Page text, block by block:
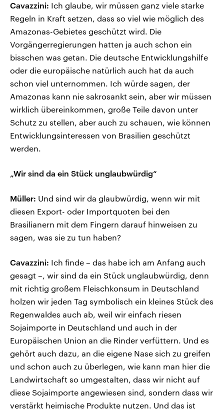
Cavazzini: Ich glaube, wir müssen ganz viele starke
Regeln in Kraft setzen, dass so viel wie möglich des
Amazonas-Gebietes geschützt wird. Die
Vorgängerregierungen hatten ja auch schon ein
bisschen was getan. Die deutsche Entwicklungshilfe
oder die europäische natürlich auch hat da auch
schon viel unternommen. Ich würde sagen, der
Amazonas kann nie sakrosankt sein, aber wir müssen
wirklich übereinkommen, große Teile davon unter
Schutz zu stellen, aber auch zu schauen, wie können
Entwicklungsinteressen von Brasilien geschützt
werden.
„Wir sind da ein Stück unglaubwürdig“
Müller: Und sind wir da glaubwürdig, wenn wir mit
diesen Export- oder Importquoten bei den
Brasilianern mit dem Fingern darauf hinweisen zu
sagen, was sie zu tun haben?
Cavazzini: Ich finde – das habe ich am Anfang auch
gesagt –, wir sind da ein Stück unglaubwürdig, denn
mit richtig großem Fleischkonsum in Deutschland
holzen wir jeden Tag symbolisch ein kleines Stück des
Regenwaldes auch ab, weil wir einfach riesen
Sojaimporte in Deutschland und auch in der
Europäischen Union an die Rinder verfüttern. Und es
gehört auch dazu, an die eigene Nase sich zu greifen
und schon auch zu überlegen, wie kann man hier die
Landwirtschaft so umgestalten, dass wir nicht auf
diese Sojaimporte angewiesen sind, sondern dass wir
verstärkt heimische Produkte nutzen. Und das ist